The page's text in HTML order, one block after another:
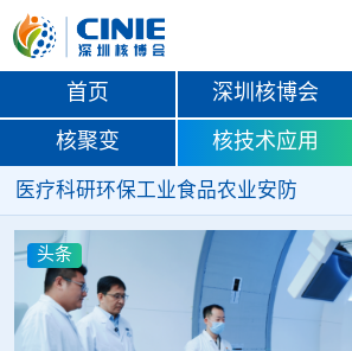
首页 深圳核博会
核聚变 核技术应用
医疗科研环保工业食品农业安防
头条